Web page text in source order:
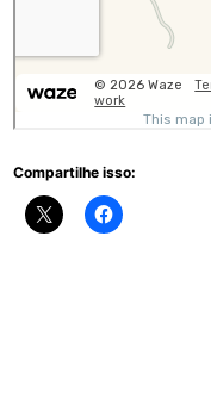
Compartilhe isso: